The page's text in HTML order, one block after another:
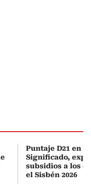
Puntaje D21 en
Significado,
subsidios a los
el Sisbén 2026